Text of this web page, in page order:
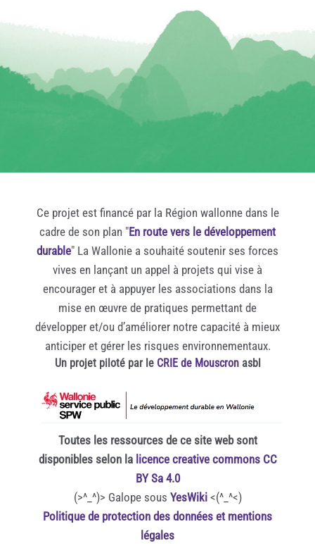
Ce projet est financé par la Région wallonne dans le
cadre de son plan "En route vers le développement
durable" La Wallonie a souhaité soutenir ses forces
vives en lançant un appel à projets qui vise à
encourager et à appuyer les associations dans la
mise en œuvre de pratiques permettant de
développer et/ou d’améliorer notre capacité à mieux
anticiper et gérer les risques environnementaux.
Un projet piloté par le CRIE de Mouscronasbl
Toutes les ressources de ce site web sont
disponibles selon la licence creative commons CC
BY Sa 4.0
(>^_^)> Galope sous YesWiki<(^_^<)
Politique de protection des données et mentions
légales